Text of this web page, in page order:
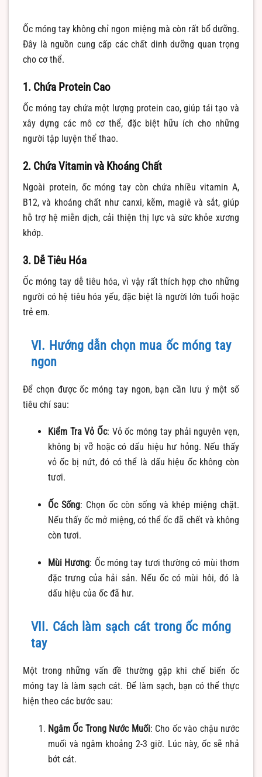
Ốc móng tay không chỉ ngon miệng mà còn rất bổ dưỡng.
Đây là nguồn cung cấp các chất dinh dưỡng quan trọng
cho cơ thể.
1. Chứa Protein Cao
Ốc móng tay chứa một lượng protein cao, giúp tái tạo và
xây dựng các mô cơ thể, đặc biệt hữu ích cho những
người tập luyện thể thao.
2. Chứa Vitamin và Khoáng Chất
Ngoài protein, ốc móng tay còn chứa nhiều vitamin A,
B12, và khoáng chất như canxi, kẽm, magiê và sắt, giúp
hỗ trợ hệ miễn dịch, cải thiện thị lực và sức khỏe xương
khớp.
3. Dễ Tiêu Hóa
Ốc móng tay dễ tiêu hóa, vì vậy rất thích hợp cho những
người có hệ tiêu hóa yếu, đặc biệt là người lớn tuổi hoặc
trẻ em.
VI. Hướng dẫn chọn mua ốc móng tay
ngon
Để chọn được ốc móng tay ngon, bạn cần lưu ý một số
tiêu chí sau:
Kiểm Tra Vỏ Ốc: Vỏ ốc móng tay phải nguyên vẹn,
không bị vỡ hoặc có dấu hiệu hư hỏng. Nếu thấy
vỏ ốc bị nứt, đó có thể là dấu hiệu ốc không còn
tươi.
Ốc Sống: Chọn ốc còn sống và khép miệng chặt.
Nếu thấy ốc mở miệng, có thể ốc đã chết và không
còn tươi.
Mùi Hương: Ốc móng tay tươi thường có mùi thơm
đặc trưng của hải sản. Nếu ốc có mùi hôi, đó là
dấu hiệu của ốc đã hư.
VII. Cách làm sạch cát trong ốc móng
tay
Một trong những vấn đề thường gặp khi chế biến ốc
móng tay là làm sạch cát. Để làm sạch, bạn có thể thực
hiện theo các bước sau:
Ngâm Ốc Trong Nước Muối: Cho ốc vào chậu nước
muối và ngâm khoảng 2-3 giờ. Lúc này, ốc sẽ nhả
bớt cát.